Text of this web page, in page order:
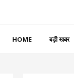
HOME बड़ी खबर